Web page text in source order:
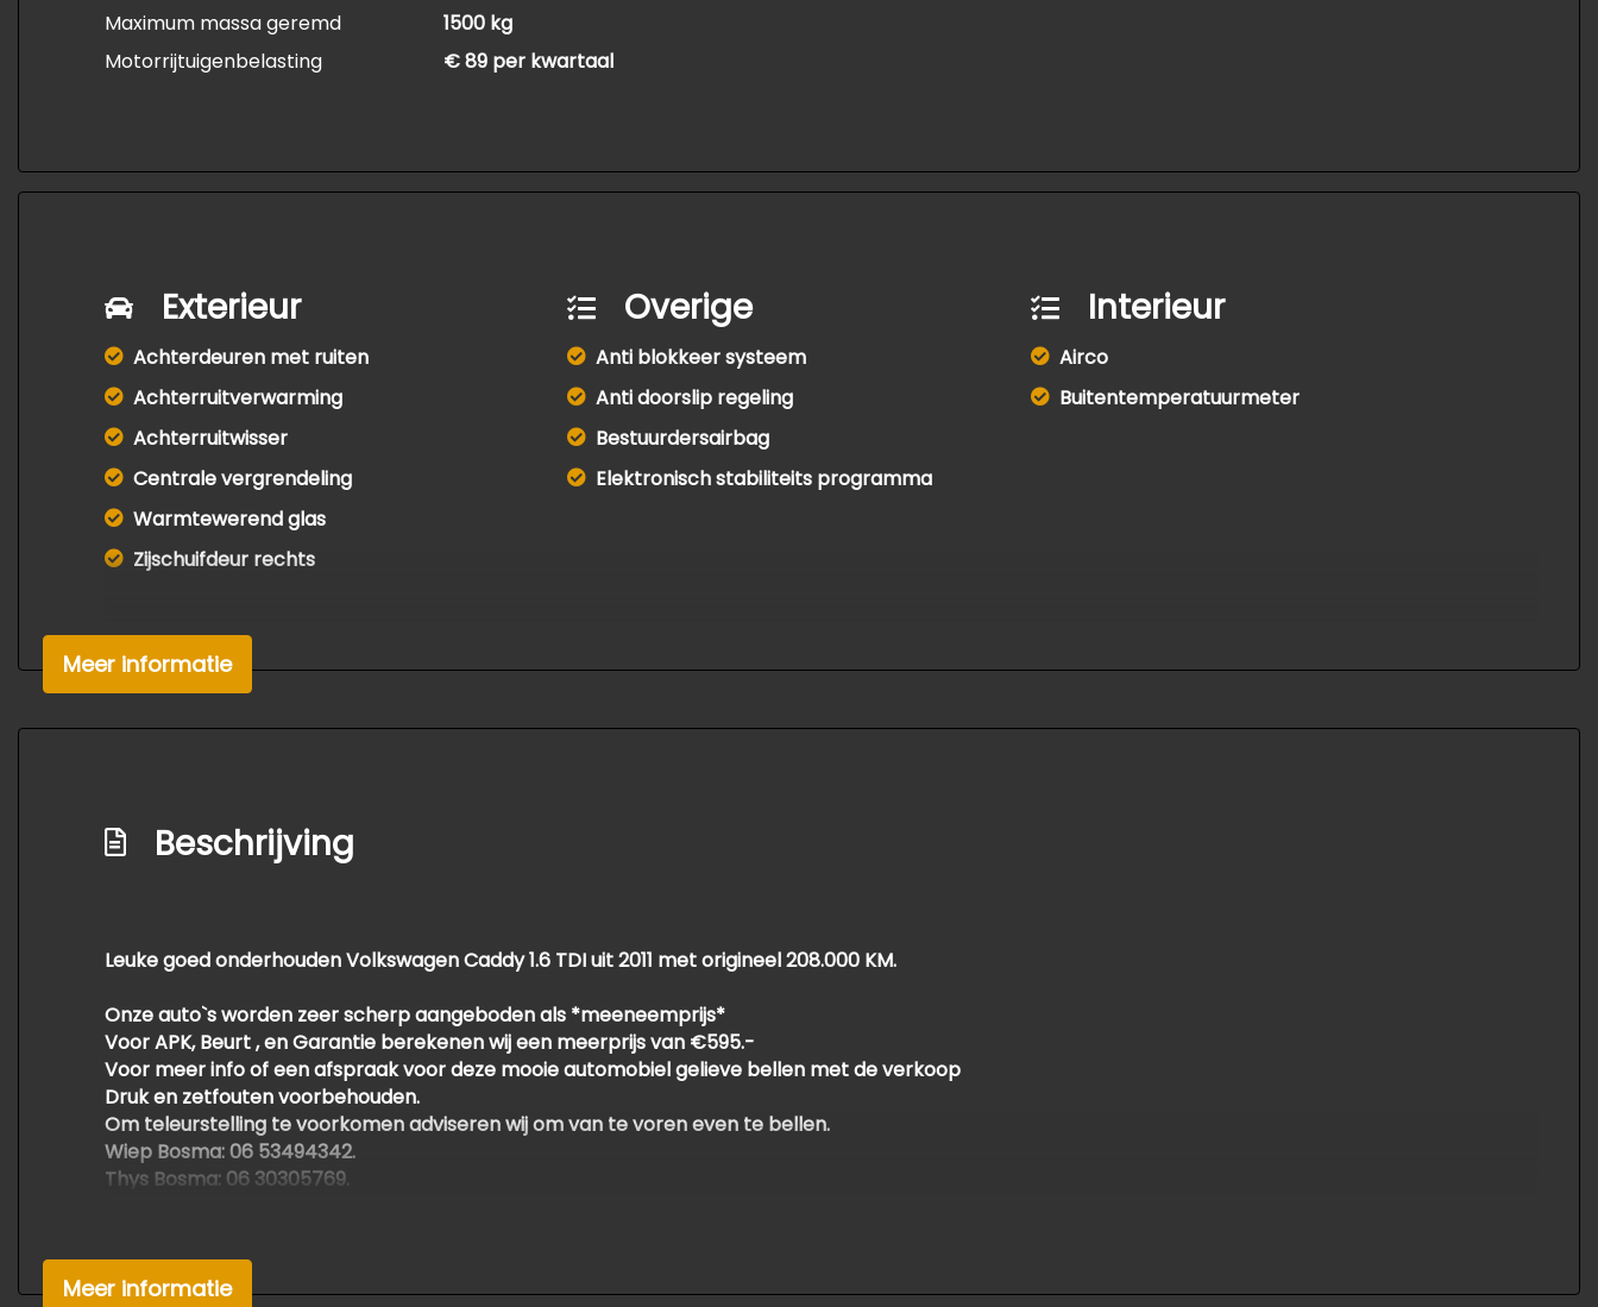
Maximum massa geremd
1500 kg
Motorrijtuigenbelasting
€ 89 per kwartaal
Exterieur
Achterdeuren met ruiten
Achterruitverwarming
Achterruitwisser
Centrale vergrendeling
Warmtewerend glas
Zijschuifdeur rechts
Overige
Anti blokkeer systeem
Anti doorslip regeling
Bestuurdersairbag
Elektronisch stabiliteits programma
Interieur
Airco
Buitentemperatuurmeter
Meer informatie
Beschrijving
Leuke goed onderhouden Volkswagen Caddy 1.6 TDI uit 2011 met origineel 208.000 KM.
Onze auto`s worden zeer scherp aangeboden als *meeneemprijs*
Voor APK, Beurt , en Garantie berekenen wij een meerprijs van €595.-
Voor meer info of een afspraak voor deze mooie automobiel gelieve bellen met de verkoop
Druk en zetfouten voorbehouden.
Om teleurstelling te voorkomen adviseren wij om van te voren even te bellen.
Wiep Bosma: 06 53494342.
Thys Bosma: 06 30305769.
Bosma auto's
Foarwei 21
Meer informatie